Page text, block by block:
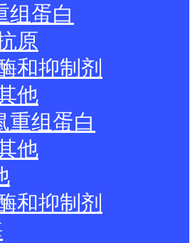
组蛋白
原
和抑制剂
他
重组蛋白
他
和抑制剂